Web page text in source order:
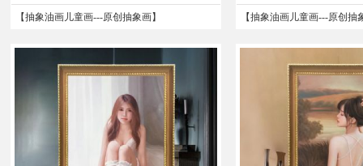
【抽象油画儿童画---原创抽象画】 【抽象油画儿童画---原创抽